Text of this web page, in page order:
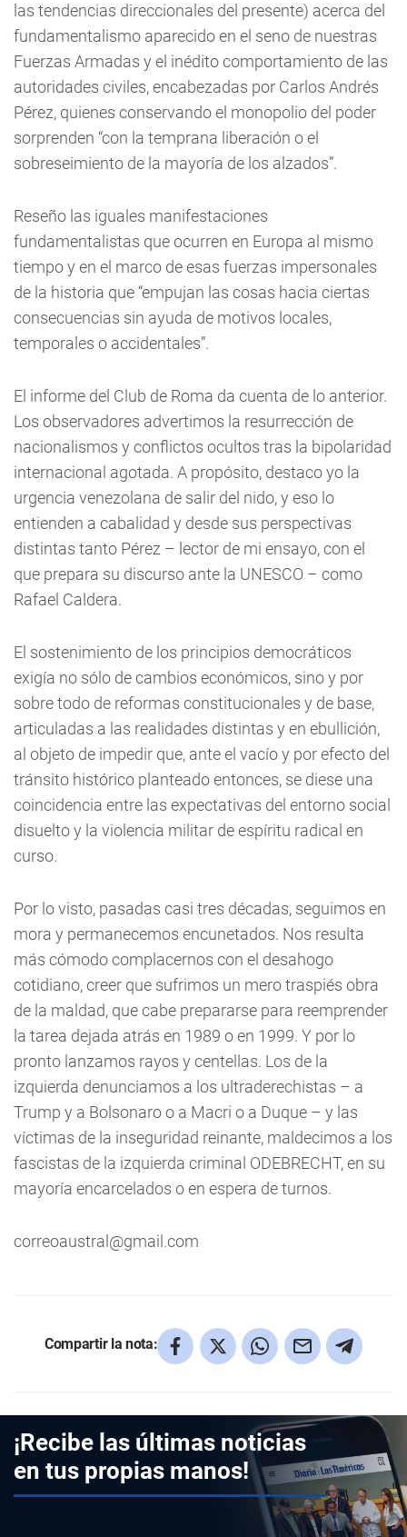
las tendencias direccionales del presente) acerca del
fundamentalismo aparecido en el seno de nuestras
Fuerzas Armadas y el inédito comportamiento de las
autoridades civiles, encabezadas por Carlos Andrés
Pérez, quienes conservando el monopolio del poder
sorprenden “con la temprana liberación o el
sobreseimiento de la mayoría de los alzados”.
Reseño las iguales manifestaciones
fundamentalistas que ocurren en Europa al mismo
tiempo y en el marco de esas fuerzas impersonales
de la historia que “empujan las cosas hacia ciertas
consecuencias sin ayuda de motivos locales,
temporales o accidentales”.
El informe del Club de Roma da cuenta de lo anterior.
Los observadores advertimos la resurrección de
nacionalismos y conflictos ocultos tras la bipolaridad
internacional agotada. A propósito, destaco yo la
urgencia venezolana de salir del nido, y eso lo
entienden a cabalidad y desde sus perspectivas
distintas tanto Pérez – lector de mi ensayo, con el
que prepara su discurso ante la UNESCO – como
Rafael Caldera.
El sostenimiento de los principios democráticos
exigía no sólo de cambios económicos, sino y por
sobre todo de reformas constitucionales y de base,
articuladas a las realidades distintas y en ebullición,
al objeto de impedir que, ante el vacío y por efecto del
tránsito histórico planteado entonces, se diese una
coincidencia entre las expectativas del entorno social
disuelto y la violencia militar de espíritu radical en
curso.
Por lo visto, pasadas casi tres décadas, seguimos en
mora y permanecemos encunetados. Nos resulta
más cómodo complacernos con el desahogo
cotidiano, creer que sufrimos un mero traspiés obra
de la maldad, que cabe prepararse para reemprender
la tarea dejada atrás en 1989 o en 1999. Y por lo
pronto lanzamos rayos y centellas. Los de la
izquierda denunciamos a los ultraderechistas – a
Trump y a Bolsonaro o a Macri o a Duque – y las
víctimas de la inseguridad reinante, maldecimos a los
fascistas de la izquierda criminal ODEBRECHT, en su
mayoría encarcelados o en espera de turnos.
correoaustral@gmail.com
Compartir la nota:
¡Recibe las últimas noticias
en tus propias manos!